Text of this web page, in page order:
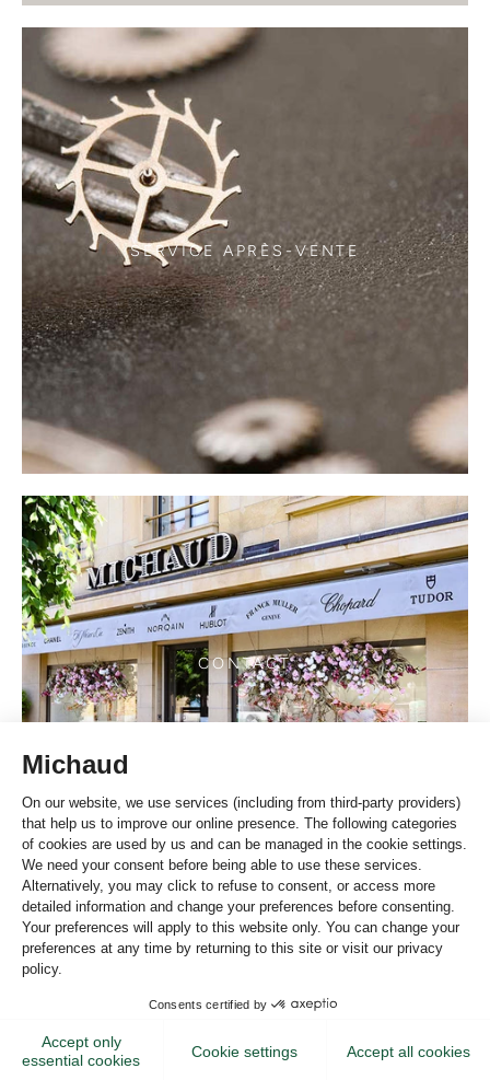
SERVICE APRÈS-VENTE
CONTACT
NEWSLETTER MICHAUD
Recevez les dernières actualités à propos de nos boutiques Michaud et
de nos collections